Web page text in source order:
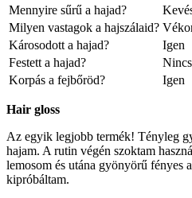
Mennyire sűrű a hajad?
Milyen vastagok a hajszálaid?
Károsodott a hajad?
Igen
Festett a hajad?
Korpás a fejbőröd?
Igen
Hair gloss
Az egyik legjobb termék! Tényleg
hajam. A rutin végén szoktam
lemosom és utána gyönyörű
kipróbáltam.